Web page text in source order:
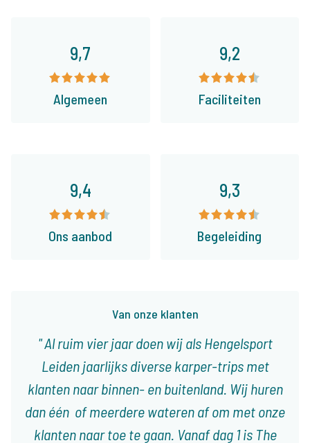
9,7
Algemeen
9,2
Faciliteiten
Van onze klanten
Al ruim vier jaar doen wij als Hengelsport
Leiden jaarlijks diverse karper-trips met
klanten naar binnen- en buitenland. Wij huren
dan één of meerdere wateren af om met onze
klanten naar toe te gaan. Vanaf dag 1 is The
9,4
Ons aanbod
9,3
Begeleiding